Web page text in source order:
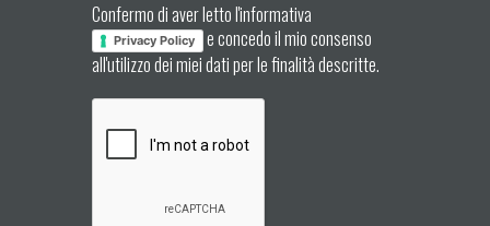
Confermo di aver letto l'informativa
Privacy Policy
e concedo il mio consenso
all'utilizzo dei miei dati per le finalità descritte.